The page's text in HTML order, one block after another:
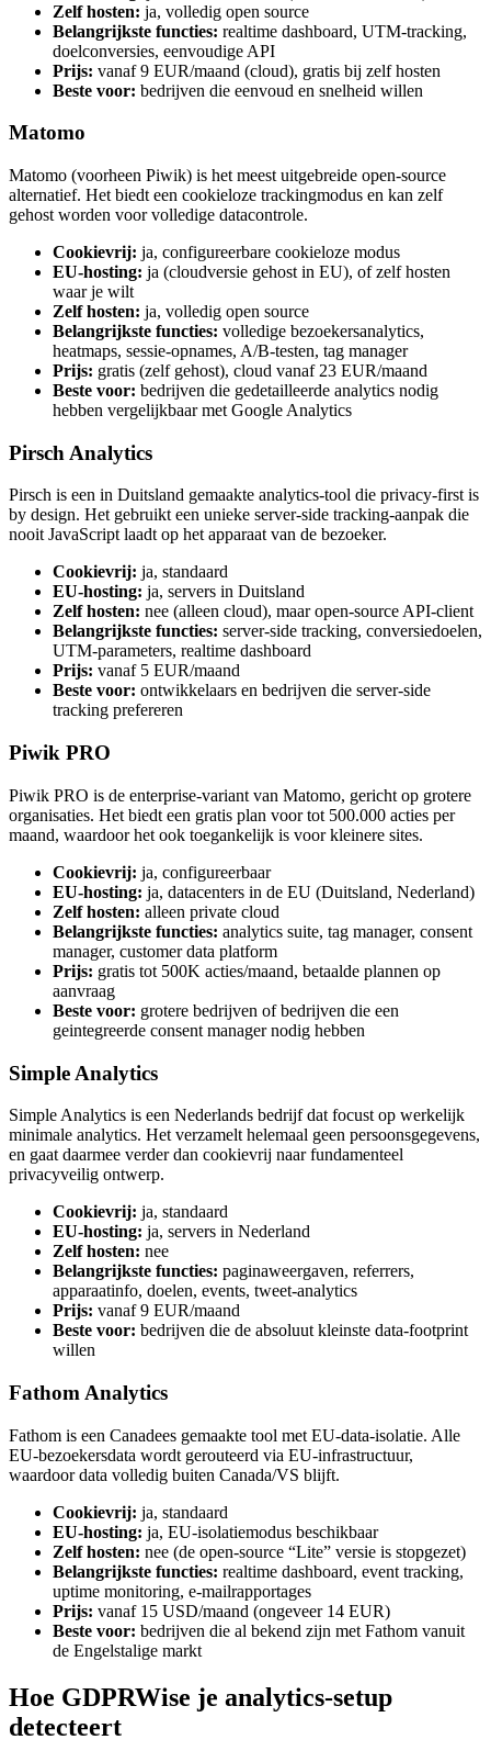
Zelf hosten: ja, volledig open source
Belangrijkste functies: realtime dashboard, UTM-tracking,
doelconversies, eenvoudige API
Prijs: vanaf 9 EUR/maand (cloud), gratis bij zelf hosten
Beste voor: bedrijven die eenvoud en snelheid willen
Matomo
Matomo (voorheen Piwik) is het meest uitgebreide open-source
alternatief. Het biedt een cookieloze trackingmodus en kan zelf
gehost worden voor volledige datacontrole.
Cookievrij: ja, configureerbare cookieloze modus
EU-hosting: ja (cloudversie gehost in EU), of zelf hosten
waar je wilt
Zelf hosten: ja, volledig open source
Belangrijkste functies: volledige bezoekersanalytics,
heatmaps, sessie-opnames, A/B-testen, tag manager
Prijs: gratis (zelf gehost), cloud vanaf 23 EUR/maand
Beste voor: bedrijven die gedetailleerde analytics nodig
hebben vergelijkbaar met Google Analytics
Pirsch Analytics
Pirsch is een in Duitsland gemaakte analytics-tool die privacy-first is
by design. Het gebruikt een unieke server-side tracking-aanpak die
nooit JavaScript laadt op het apparaat van de bezoeker.
Cookievrij: ja, standaard
EU-hosting: ja, servers in Duitsland
Zelf hosten: nee (alleen cloud), maar open-source API-client
Belangrijkste functies: server-side tracking, conversiedoelen,
UTM-parameters, realtime dashboard
Prijs: vanaf 5 EUR/maand
Beste voor: ontwikkelaars en bedrijven die server-side
tracking prefereren
Piwik PRO
Piwik PRO is de enterprise-variant van Matomo, gericht op grotere
organisaties. Het biedt een gratis plan voor tot 500.000 acties per
maand, waardoor het ook toegankelijk is voor kleinere sites.
Cookievrij: ja, configureerbaar
EU-hosting: ja, datacenters in de EU (Duitsland, Nederland)
Zelf hosten: alleen private cloud
Belangrijkste functies: analytics suite, tag manager, consent
manager, customer data platform
Prijs: gratis tot 500K acties/maand, betaalde plannen op
aanvraag
Beste voor: grotere bedrijven of bedrijven die een
geintegreerde consent manager nodig hebben
Simple Analytics
Simple Analytics is een Nederlands bedrijf dat focust op werkelijk
minimale analytics. Het verzamelt helemaal geen persoonsgegevens,
en gaat daarmee verder dan cookievrij naar fundamenteel
privacyveilig ontwerp.
Cookievrij: ja, standaard
EU-hosting: ja, servers in Nederland
Zelf hosten: nee
Belangrijkste functies: paginaweergaven, referrers,
apparaatinfo, doelen, events, tweet-analytics
Prijs: vanaf 9 EUR/maand
Beste voor: bedrijven die de absoluut kleinste data-footprint
willen
Fathom Analytics
Fathom is een Canadees gemaakte tool met EU-data-isolatie. Alle
EU-bezoekersdata wordt gerouteerd via EU-infrastructuur,
waardoor data volledig buiten Canada/VS blijft.
Cookievrij: ja, standaard
EU-hosting: ja, EU-isolatiemodus beschikbaar
Zelf hosten: nee (de open-source “Lite” versie is stopgezet)
Belangrijkste functies: realtime dashboard, event tracking,
uptime monitoring, e-mailrapportages
Prijs: vanaf 15 USD/maand (ongeveer 14 EUR)
Beste voor: bedrijven die al bekend zijn met Fathom vanuit
de Engelstalige markt
Hoe GDPRWise je analytics-setup
detecteert